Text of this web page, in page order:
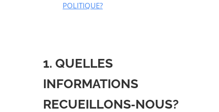
POLITIQUE?
1. QUELLES
INFORMATIONS
RECUEILLONS‑NOUS?